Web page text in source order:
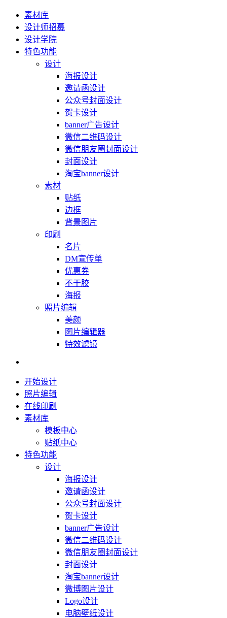
素材库
设计师招募
设计学院
特色功能
设计
海报设计
邀请函设计
公众号封面设计
贺卡设计
banner广告设计
微信二维码设计
微信朋友圈封面设计
封面设计
淘宝banner设计
素材
贴纸
边框
背景图片
印刷
名片
DM宣传单
优惠券
不干胶
海报
照片编辑
美颜
图片编辑器
特效滤镜
开始设计
照片编辑
在线印刷
素材库
模板中心
贴纸中心
特色功能
设计
海报设计
邀请函设计
公众号封面设计
贺卡设计
banner广告设计
微信二维码设计
微信朋友圈封面设计
封面设计
淘宝banner设计
微博图片设计
Logo设计
电脑壁纸设计